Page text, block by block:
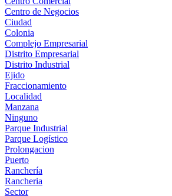
Centro de Negocios
Ciudad
Colonia
Complejo Empresarial
Distrito Empresarial
Distrito Industrial
Ejido
Fraccionamiento
Localidad
Manzana
Ninguno
Parque Industrial
Parque Logístico
Prolongacion
Puerto
Ranchería
Rancheria
Sector